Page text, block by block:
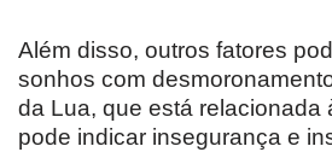
Além disso, outros fatores
sonhos com
da Lua, que está relacionada
pode indicar insegurança e